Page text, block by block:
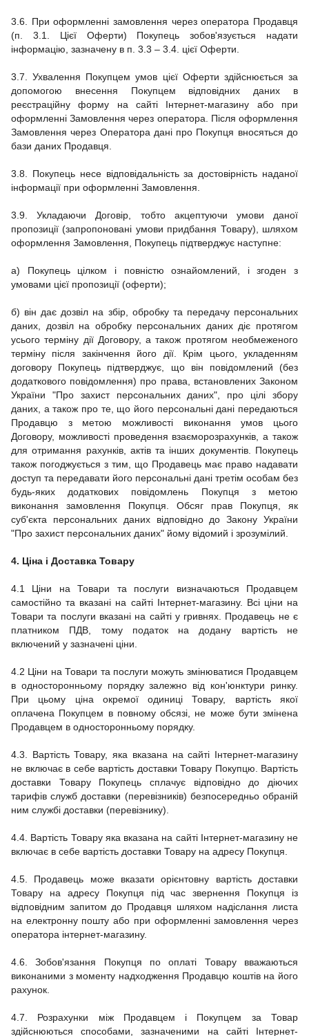
3.6.
При оформленні замовлення через оператора Продавця
(п. 3.1. Цієї Оферти) Покупець зобов'язується надати
інформацію, зазначену в п. 3.3 – 3.4. цієї Оферти.
3.7.
Ухвалення Покупцем умов цієї Оферти здійснюється за
допомогою внесення Покупцем відповідних даних в
реєстраційну форму на сайті
Інтернет-магазину
або при
оформленні Замовлення через оператора.
Після оформлення
Замовлення через Оператора дані про Покупця вносяться до
бази даних Продавця.
3.8.
Покупець несе відповідальність за достовірність наданої
інформації при оформленні Замовлення.
3.9. Укладаючи Договір, тобто
акцептуючи умови даної
пропозиції (запропоновані умови придбання Товару), шляхом
оформлення Замовлення, Покупець підтверджує наступне:
а) Покупець цілком і повністю ознайомлений, і згоден з
умовами цієї пропозиції (оферти);
б) він дає дозвіл на збір, обробку та передачу персональних
даних, дозвіл на обробку персональних даних діє протягом
усього терміну дії Договору, а також протягом необмеженого
терміну після закінчення його дії.
Крім цього, укладенням
договору Покупець підтверджує, що він повідомлений (без
додаткового повідомлення) про права, встановлених Законом
України "Про захист персональних даних", про цілі збору
даних, а також про те, що його персональні дані передаються
Продавцю з метою можливості виконання умов цього
Договору, можливості проведення взаєморозрахунків, а також
для отримання рахунків, актів та інших документів.
Покупець
також погоджується з тим, що Продавець має право надавати
доступ та передавати його персональні дані третім особам без
будь-яких додаткових повідомлень Покупця з метою
виконання замовлення Покупця.
Обсяг прав Покупця, як
суб'єкта персональних даних відповідно до Закону України
"Про захист персональних даних" йому відомий і зрозумілий.
4. Ціна і Доставка Товару
4.1 Ціни на Товари та послуги визначаються Продавцем
самостійно та вказані на сайті Інтернет-магазину. Всі ціни на
Товари та послуги вказані на сайті у гривнях. Продавець не є
платником ПДВ, тому податок на додану вартість не
включений у зазначені ціни.
4.2 Ціни на Товари та послуги можуть змінюватися Продавцем
в односторонньому порядку залежно від кон'юнктури ринку.
При цьому ціна окремої одиниці Товару, вартість якої
оплачена Покупцем в повному обсязі, не може бути змінена
Продавцем в односторонньому порядку.
4.3. Вартість Товару, яка вказана на сайті Інтернет-магазину
не включає в себе вартість доставки Товару Покупцю. Вартість
доставки Товару Покупець сплачує відповідно до діючих
тарифів служб доставки (перевізників) безпосередньо обраній
ним службі доставки (перевізнику).
4.4. Вартість Товару яка вказана на сайті Інтернет-магазину не
включає в себе вартість доставки Товару на адресу Покупця.
4.5.
Продавець може вказати орієнтовну вартість доставки
Товару на адресу Покупця під час звернення Покупця із
відповідним запитом до Продавця шляхом надіслання листа
на електронну пошту або при оформленні замовлення через
оператора інтернет-магазину.
4.6.
Зобов'язання Покупця по оплаті Товару вважаються
виконаними з моменту надходження Продавцю коштів на його
рахунок.
4.7.
Розрахунки між Продавцем і Покупцем за Товар
здійснюються способами, зазначеними на сайті
Інтернет-